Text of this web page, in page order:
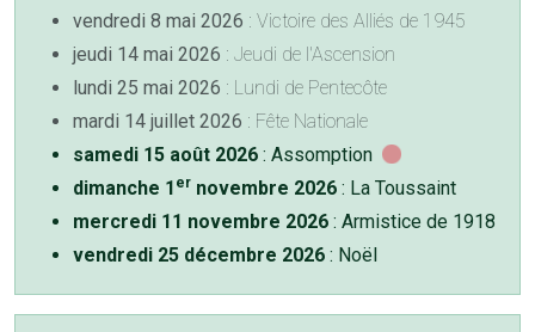
vendredi 8 mai 2026 : Victoire des Alliés de 1945
jeudi 14 mai 2026 : Jeudi de l'Ascension
lundi 25 mai 2026 : Lundi de Pentecôte
mardi 14 juillet 2026 : Fête Nationale
samedi 15 août 2026 : Assomption
dimanche 1 er novembre 2026 : La Toussaint
mercredi 11 novembre 2026 : Armistice de 1918
vendredi 25 décembre 2026 : Noël